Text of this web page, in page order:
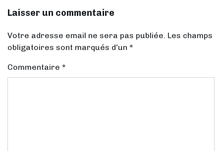
Laisser un commentaire
Votre adresse email ne sera pas publiée. Les champs
obligatoires sont marqués d'un *
Commentaire *